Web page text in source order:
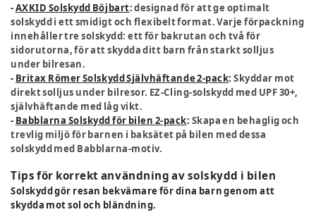
-AXKID Solskydd Böjbart:designad för att ge optimalt
solskydd i ett smidigt och flexibelt format. Varje förpackning
innehåller tre solskydd: ett för bakrutan och två för
sidorutorna, för att skydda ditt barn från starkt solljus
under bilresan.
- Britax Römer Solskydd Självhäftande 2-pack:Skyddar mot
direkt solljus under bilresor. EZ-Cling-solskydd med UPF 30+,
självhäftande med låg vikt.
- Babblarna Solskydd för bilen 2-pack: Skapa en behaglig och
trevlig miljö för barnen i baksätet på bilen med dessa
solskydd med Babblarna-motiv.
Tips för korrekt användning av solskydd i bilen
Solskydd gör resan bekvämare för dina barn genom att
skydda mot sol och bländning.